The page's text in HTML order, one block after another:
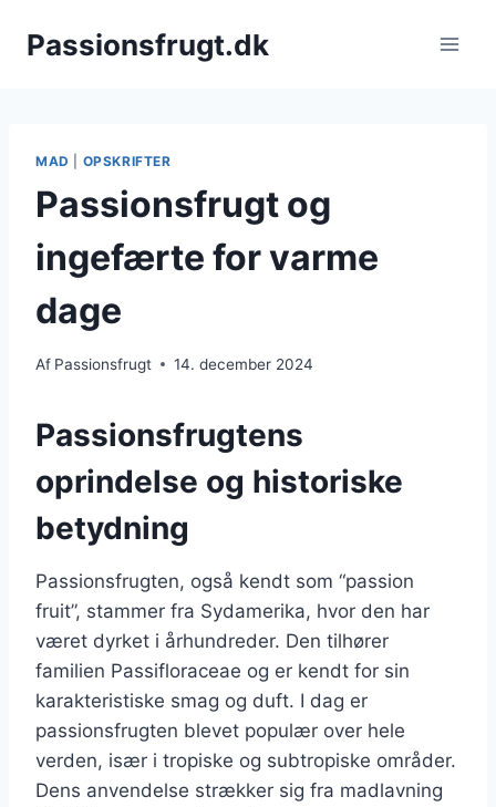
Passionsfrugt.dk
MAD OPSKRIFTER
Passionsfrugt og
ingefærte for varme
dage
Af Passionsfrugt 14. december 2024
Passionsfrugtens
oprindelse og historiske
betydning
Passionsfrugten, også kendt som “passion
fruit”, stammer fra Sydamerika, hvor den har
været dyrket i århundreder. Den tilhører
familien Passifloraceae og er kendt for sin
karakteristiske smag og duft. I dag er
passionsfrugten blevet populær over hele
verden, især i tropiske og subtropiske områder.
Dens anvendelse strækker sig fra madlavning